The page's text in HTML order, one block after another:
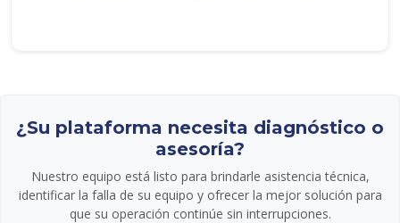
¿Su plataforma necesita diagnóstico o
asesoría?
Nuestro equipo está listo para brindarle asistencia técnica,
identificar la falla de su equipo y ofrecer la mejor solución para
que su operación continúe sin interrupciones.